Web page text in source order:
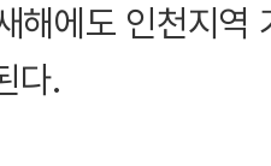
에도 인천지역
다.